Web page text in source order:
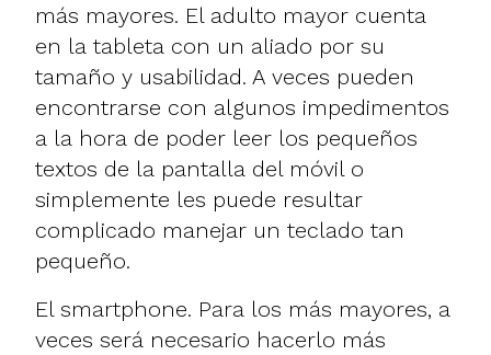
más mayores. El adulto mayor cuenta
en la tableta con un aliado por su
tamaño y usabilidad. A veces pueden
encontrarse con algunos impedimentos
a la hora de poder leer los pequeños
textos de la pantalla del móvil o
simplemente les puede resultar
complicado manejar un teclado tan
pequeño.
El smartphone. Para los más mayores, a
veces será necesario hacerlo más